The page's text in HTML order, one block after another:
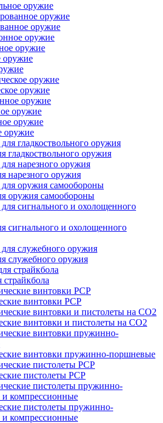
оружие
оружие
оружие
оружие
оружие
оружие
гладкоствольного оружия
нарезного оружия
оружия самообороны
сигнального и охолощенного
служебного оружия
винтовки PCP
винтовки и пистолеты на CO2
винтовки пружинно-поршневые
пистолеты PCP
пистолеты пружинно-
компрессионные